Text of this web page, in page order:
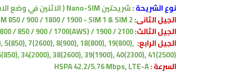
نوع الشريحة:شريحتين Nano-SIM ( الاثنين في وضع الاستعداد )
الجيل الثانى:850 / 900 / 1800 / 1900 - SIM 1 & SIM 2
الجيل الثالث:/ 850 / 900 / 1700(AWS) / 1900 / 2100
الجيل الرابع: 7(2600), 8(900), 18(800), 19(800),
34(2000), 38(2600), 39(1900), 40(2300), 41(2500)
السرعة :HSPA 42.2/5.76 Mbps, LTE-A